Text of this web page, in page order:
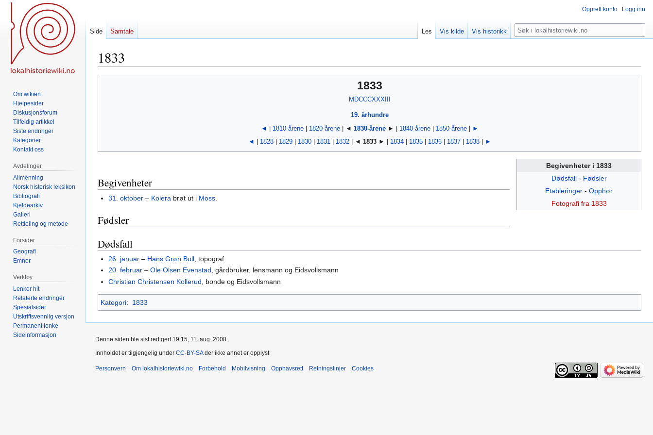
1833
1833
MDCCCXXXIII
19. århundre
◄ | 1810-årene| 1820-årene| ◄ 1830-årene► | 1840-årene| 1850-årene| ►
◄
1828| 1829| 1830| 1831| 1832| ◄ 1833► | 1834| 1835| 1836| 1837| 1838| ►
Begivenheter i 1833
Dødsfall- Fødsler
Etableringer - Opphør
Fotografi fra 1833
Begivenheter
31. oktober – Kolera brøt ut i Moss
Fødsler
Dødsfall
26. januar – Hans Grøn Bull , topograf
20. februar –Ole Olsen Evenstad, gårdbruker, lensmann og Eidsvollsmann
Christian Christensen Kollerud , bonde og Eidsvollsmann
Kategori: 1833
Opprett konto Logg inn
Side Samtale Les Vis kilde Vis historikk Søk
Om wikien
Hjelpesider
Diskusjonsforum
Tilfeldig artikkel
Siste endringer
Kategorier
Kontakt oss
Avdelinger
Allmenning
Norsk historisk leksikon
Bibliografi
Kjeldearkiv
Galleri
Rettleiing og metode
Forsider
Geografi
Emner
Verktøy
Lenker hit
Relaterte endringer
Spesialsider
Utskriftsvennlig versjon
Permanent lenke
Sideinformasjon
Denne siden ble sist redigert 19:15, 11. aug. 2008.
Innholdet er tilgjengelig under CC-BY-SAder ikke annet er opplyst.
Personvern Om lokalhistoriewiki.no Forbehold Mobilvisning Opphavsrett Retningslinjer Cookies